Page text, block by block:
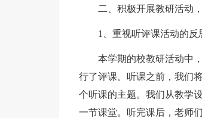
二、积极开展教研活动
1、重视听评课活动的反
本学期的校教研活动中
行了评课。听课之前，我们
个听课的主题。我们从教学
一节课堂。听完课后，老师